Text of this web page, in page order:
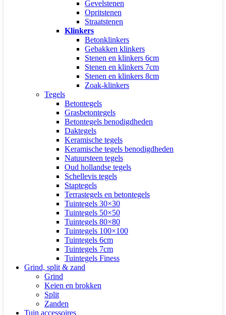
Gevelstenen
Opritstenen
Straatstenen
Klinkers
Betonklinkers
Gebakken klinkers
Stenen en klinkers 6cm
Stenen en klinkers 7cm
Stenen en klinkers 8cm
Zoak-klinkers
Tegels
Betontegels
Grasbetontegels
Betontegels benodigdheden
Daktegels
Keramische tegels
Keramische tegels benodigdheden
Natuursteen tegels
Oud hollandse tegels
Schellevis tegels
Staptegels
Terrastegels en betontegels
Tuintegels 30×30
Tuintegels 50×50
Tuintegels 80×80
Tuintegels 100×100
Tuintegels 6cm
Tuintegels 7cm
Tuintegels Finess
Grind, split & zand
Grind
Keien en brokken
Split
Zanden
Tuin accessoires